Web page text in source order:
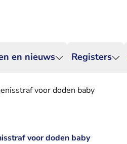
en nieuws Registers
voor doden baby
voor doden baby